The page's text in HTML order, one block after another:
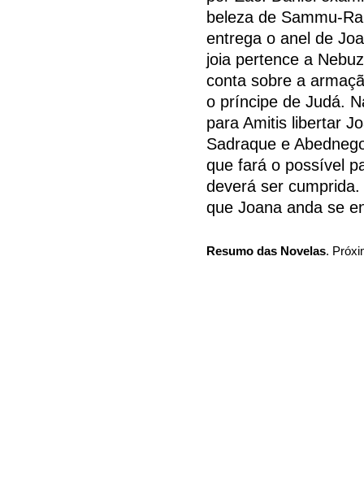
beleza de Sammu-
entrega o anel de
joia pertence a
conta sobre a
o príncipe de Judá.
para Amitis libertar
Sadraque e
que fará o possível
deverá ser
que Joana anda se
Resumo das Novelas.